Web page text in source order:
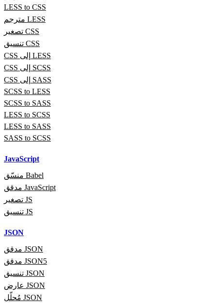
LESS to CSS
مترجم LESS
تصغير CSS
تنسيق CSS
CSS إلى LESS
CSS إلى SCSS
CSS إلى SASS
SCSS to LESS
SCSS to SASS
LESS to SCSS
LESS to SASS
SASS to SCSS
JavaScript
منسّق Babel
مدقق JavaScript
تصغير JS
تنسيق JS
JSON
مدقق JSON
مدقق JSON5
تنسيق JSON
عارض JSON
مُحلّل JSON